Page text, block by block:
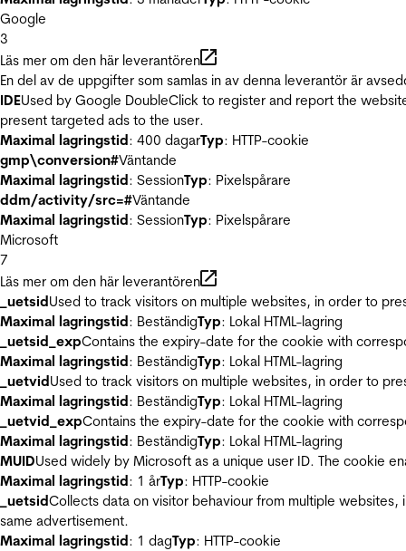
Google
3
Läs mer om den här leverantören
En del av de uppgifter som samlas in av denna leverantör är
IDEUsed by Google DoubleClick to register and report the
present targeted ads to the user.
Maximal lagringstid: 400 dagarTyp: HTTP-cookie
gmp\conversion#Väntande
Maximal lagringstid: SessionTyp: Pixelspårare
ddm/activity/src=#Väntande
Maximal lagringstid: SessionTyp: Pixelspårare
Microsoft
7
Läs mer om den här leverantören
_uetsidUsed to track visitors on multiple websites, in order to
Maximal lagringstid: BeständigTyp: Lokal HTML-lagring
_uetsid_expContains the expiry-date for the cookie with
Maximal lagringstid: BeständigTyp: Lokal HTML-lagring
_uetvidUsed to track visitors on multiple websites, in order to
Maximal lagringstid: BeständigTyp: Lokal HTML-lagring
_uetvid_expContains the expiry-date for the cookie with
Maximal lagringstid: BeständigTyp: Lokal HTML-lagring
MUIDUsed widely by Microsoft as a unique user ID. The cookie
Maximal lagringstid: 1 årTyp: HTTP-cookie
_uetsidCollects data on visitor behaviour from multiple
same advertisement.
Maximal lagringstid: 1 dagTyp: HTTP-cookie